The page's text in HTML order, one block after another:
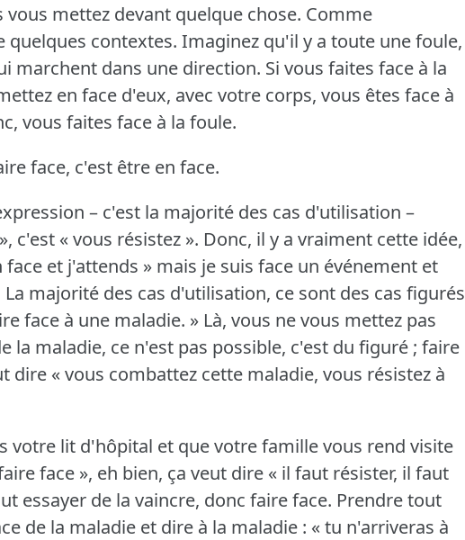
mettez devant quelque chose. Comme
quelques contextes. Imaginez qu'il y a toute une foule,
marchent dans une direction. Si vous faites face à la
en face d'eux, avec votre corps, vous êtes face à
vous faites face à la foule.
face, c'est être en face.
– c'est la majorité des cas d'utilisation –
c'est « vous résistez ». Donc, il y a vraiment cette idée,
face et j'attends » mais je suis face un événement et
La majorité des cas d'utilisation, ce sont des cas figurés
face à une maladie. » Là, vous ne vous mettez pas
la maladie, ce n'est pas possible, c'est du figuré ; faire
dire « vous combattez cette maladie, vous résistez à
votre lit d'hôpital et que votre famille vous rend visite
face », eh bien, ça veut dire « il faut résister, il faut
essayer de la vaincre, donc faire face. Prendre tout
de la maladie et dire à la maladie : « tu n'arriveras à